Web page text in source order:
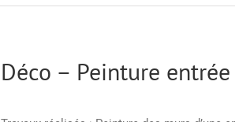
Déco – Peinture entrée